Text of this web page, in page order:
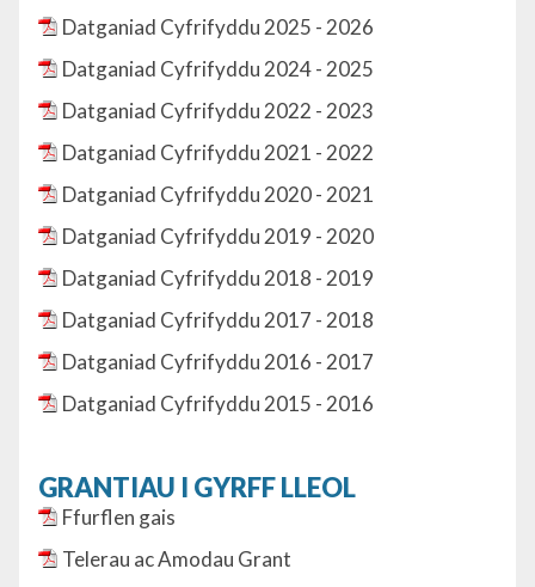
Datganiad Cyfrifyddu 2025 - 2026
Datganiad Cyfrifyddu 2024 - 2025
Datganiad Cyfrifyddu 2022 - 2023
Datganiad Cyfrifyddu 2021 - 2022
Datganiad Cyfrifyddu 2020 - 2021
Datganiad Cyfrifyddu 2019 - 2020
Datganiad Cyfrifyddu 2018 - 2019
Datganiad Cyfrifyddu 2017 - 2018
Datganiad Cyfrifyddu 2016 - 2017
Datganiad Cyfrifyddu 2015 - 2016
GRANTIAU I GYRFF LLEOL
Ffurflen gais
Telerau ac Amodau Grant